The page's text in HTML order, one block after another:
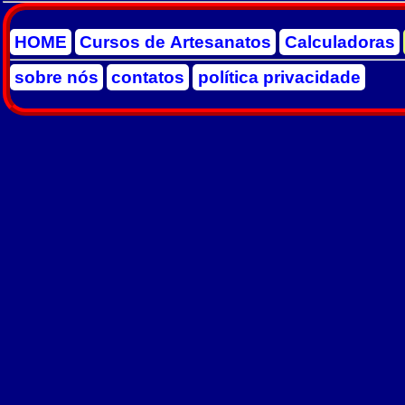
HOME Cursos de Artesanatos Calculadoras
sobre nós
contatos política privacidade